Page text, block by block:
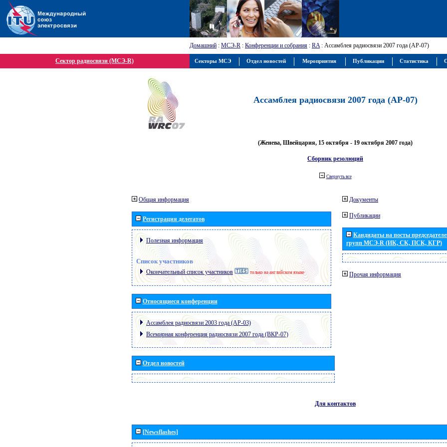
Домашний : МСЭ-R : Конференции и собрания : RA: Ассамблея радиосвязи 2007 года (АР-07)
Сектор радиосвязи (МСЭ-R)
Ассамблея радиосвязи 2007 года (АР-07)
(Женева, Швейцария, 15 октября - 19 октября 2007 года)
Сборник резолюций
Свернуть все
Общая информация
Регистрация делегатов
Полезная информация
Список участников
Окончательный список участников только на английском языке
Относящиеся конференции
Ассамблея радиосвязи 2003 года (АР-03)
Всемирная конференция радиосвязи 2007 года (ВКР-07)
Отдел новостей
Документы
Публикации
Кандидаты на посты
групп МСЭ-R (ИК, СК, ПСК, КГР)
Прочая информация
Для контактов
[Newsflashes]
Секторы МСЭ Отдел новостей Мероприятия Публикации Статистика